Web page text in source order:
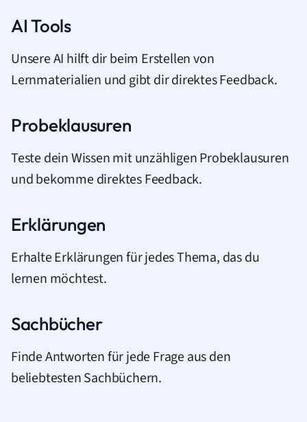
AI Tools
Unsere AI hilft dir beim Erstellen von
Lernmaterialien und gibt dir direktes Feedback.
Probeklausuren
Teste dein Wissen mit unzähligen Probeklausuren
und bekomme direktes Feedback.
Erklärungen
Erhalte Erklärungen für jedes Thema, das du
lernen möchtest.
Sachbücher
Finde Antworten für jede Frage aus den
beliebtesten Sachbüchern.